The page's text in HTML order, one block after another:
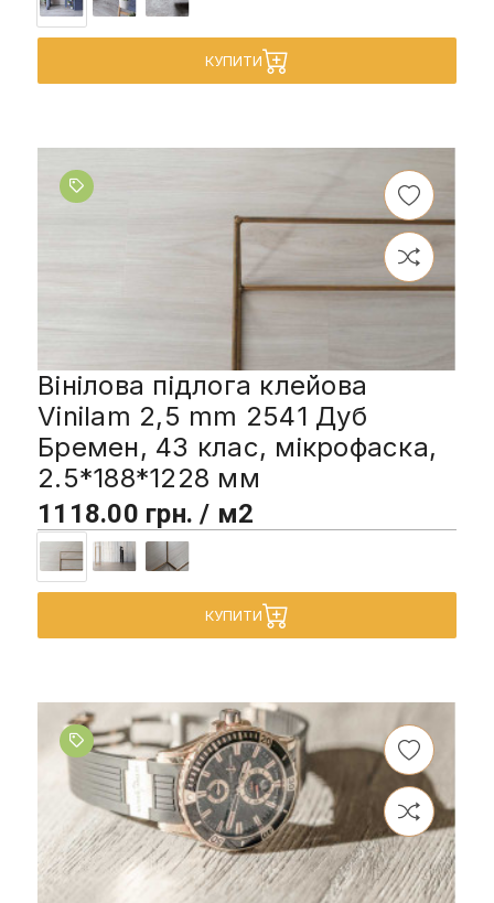
КУПИТИ
Вінілова підлога клейова
Vinilam 2,5 mm 2541 Дуб
Бремен, 43 клас, мікрофаска,
2.5*188*1228 мм
1118.00 грн. / м2
КУПИТИ